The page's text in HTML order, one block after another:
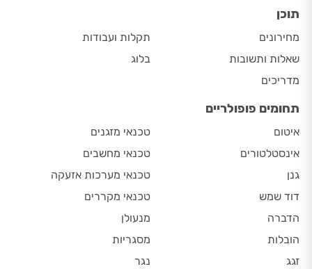
תוכן
מחירונים
שאלות ותשובות
מדריכים
תקלות ועבודות
בלוג
תחומים פופולריים
איטום
אינסטלטורים
גנן
דוד שמש
הדברה
הובלות
זגג
טכנאי מזגנים
טכנאי מחשבים
טכנאי מערכות אזעקה
טכנאי מקררים
מנעולן
מסגריות
נגר